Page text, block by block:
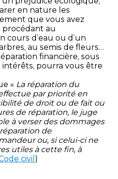
en nature les
que vous avez
procédant au
cours d’eau ou d’un
au semis de fleurs…
financière, sous
pourra vous être
« La réparation du
par priorité en
de droit ou de fait ou
de réparation, le juge
à verser des dommages
de
ou, si celui-ci ne
utiles à cette fin, à
civil )